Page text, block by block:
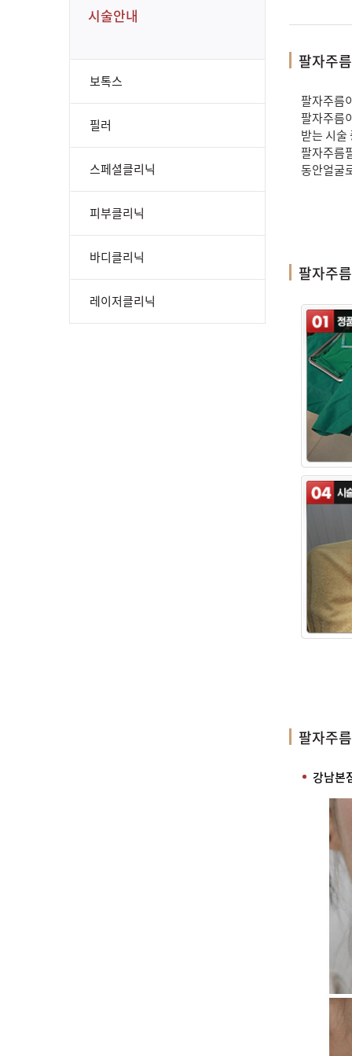
시술안내
보톡스
필러
스페셜클리닉
피부클리닉
바디클리닉
레이저클리닉
팔자주
팔자주름
팔자주름
받는 시술
팔자주름
동안얼굴
팔자주
팔자주
강남본